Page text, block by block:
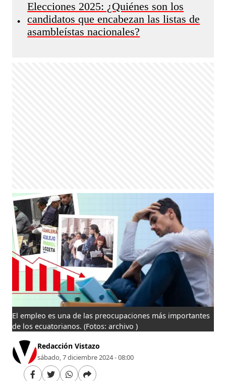
•
Elecciones 2025: ¿Quiénes son los
candidatos que encabezan las listas de
asambleístas nacionales?
El empleo es una de las preocupaciones más importantes
de los ecuatorianos.(Fotos: archivo )
Redacción Vistazo
sábado, 7 diciembre 2024 - 08:00